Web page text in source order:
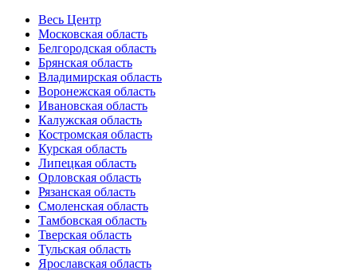
Весь Центр
Московская область
Белгородская область
Брянская область
Владимирская область
Воронежская область
Ивановская область
Калужская область
Костромская область
Курская область
Липецкая область
Орловская область
Рязанская область
Смоленская область
Тамбовская область
Тверская область
Тульская область
Ярославская область